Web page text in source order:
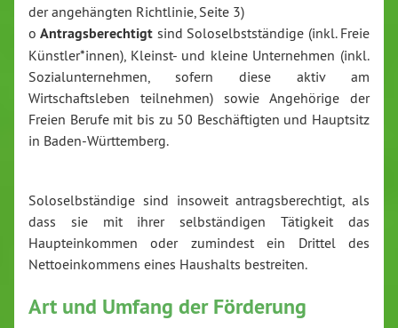
der angehängten Richtlinie, Seite 3)
oAntragsberechtigt sind Soloselbstständige (inkl. Freie
Künstler*innen), Kleinst- und kleine Unternehmen (inkl.
Sozialunternehmen, sofern diese aktiv am
Wirtschaftsleben teilnehmen) sowie Angehörige der
Freien Berufe mit bis zu 50 Beschäftigten und Hauptsitz
in Baden-Württemberg.
Soloselbständige sind insoweit antragsberechtigt, als
dass sie mit ihrer selbständigen Tätigkeit das
Haupteinkommen oder zumindest ein Drittel des
Nettoeinkommens eines Haushalts bestreiten.
Art und Umfang der Förderung